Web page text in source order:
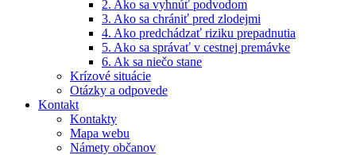
2. Ako sa vyhnúť podvodom
3. Ako sa chrániť pred zlodejmi
4. Ako predchádzať riziku prepadnutia
5. Ako sa správať v cestnej premávke
6. Ak sa niečo stane
Krízové situácie
Otázky a odpovede
Kontakt
Kontakty
Mapa webu
Námety občanov